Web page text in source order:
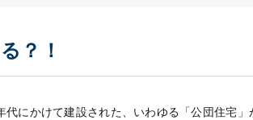
？！
にかけて建設された、いわゆる「公団住宅」